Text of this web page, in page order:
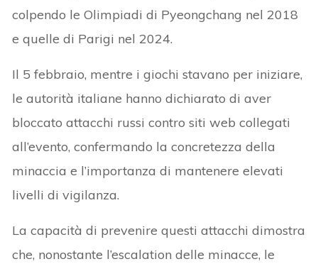
colpendo le Olimpiadi di Pyeongchang nel 2018
e quelle di Parigi nel 2024.
Il 5 febbraio, mentre i giochi stavano per iniziare,
le autorità italiane hanno dichiarato di aver
bloccato attacchi russi contro siti web collegati
all’evento, confermando la concretezza della
minaccia e l’importanza di mantenere elevati
livelli di vigilanza.
La capacità di prevenire questi attacchi dimostra
che, nonostante l’escalation delle minacce, le